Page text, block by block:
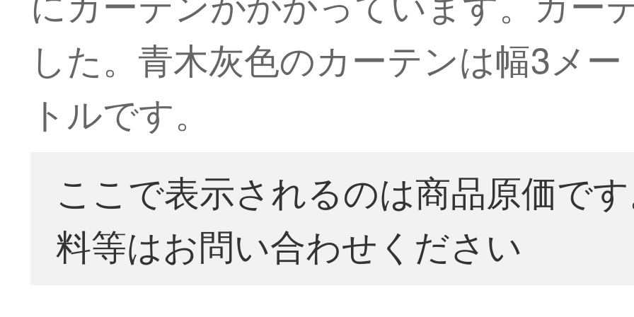
した。青木灰色のカーテンは幅3メ
トルです。
ここで表示されるのは商品原価で
料等はお問い合わせください